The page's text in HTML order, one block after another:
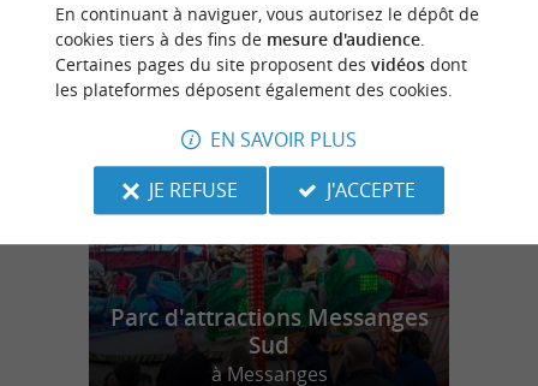
n
o
t
r
e
c
o
u
p
d
e
c
o
e
u
r
Parc d'attractions Messanges
Sud
à Messanges
En continuant à naviguer, vous autorisez le dépôt de
cookies tiers à des fins de mesure d'audience.
Certaines pages du site proposent des vidéosdont
les plateformes déposent également des cookies.
EN SAVOIR PLUS
JE REFUSE
J'ACCEPTE